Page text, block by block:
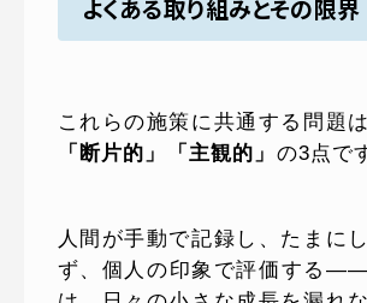
よくある取り組みとその限界
これらの施策に共通する問題は
「断片的」「主観的」 の3点で
人間が手動で記録し、たまに
ず、個人の印象で評価する